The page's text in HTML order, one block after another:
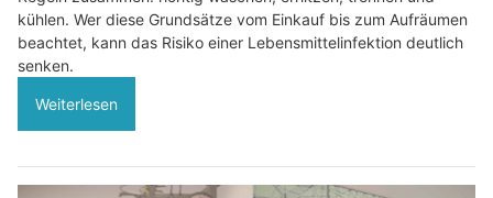
kühlen. Wer diese Grundsätze vom Einkauf bis zum Aufräumen
beachtet, kann das Risiko einer Lebensmittelinfektion deutlich
senken.
Weiterlesen